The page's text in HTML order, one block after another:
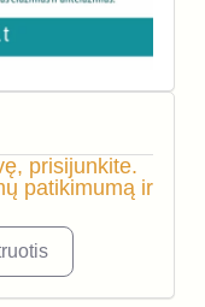
prisijunkite.
patikimumą ir